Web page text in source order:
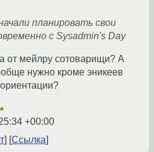
планировать свои
с Sysadmin's Day
от мейлру сотоварищи? А
нужно кроме эникеев
+00:00
Ссылка